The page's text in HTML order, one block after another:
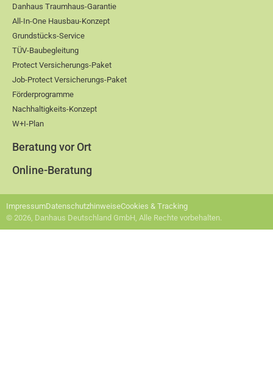
Danhaus Traumhaus-Garantie
All-In-One Hausbau-Konzept
Grundstücks-Service
TÜV-Baubegleitung
Protect Versicherungs-Paket
Job-Protect Versicherungs-Paket
Förderprogramme
Nachhaltigkeits-Konzept
W+I-Plan
Beratung vor Ort
Online-Beratung
ImpressumDatenschutzhinweiseCookies & Tracking
© 2026, Danhaus Deutschland GmbH, Alle Rechte vorbehalten.